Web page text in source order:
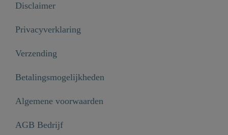
Disclaimer
Privacyverklaring
Verzending
Betalingsmogelijkheden
Algemene voorwaarden
AGB Bedrijf